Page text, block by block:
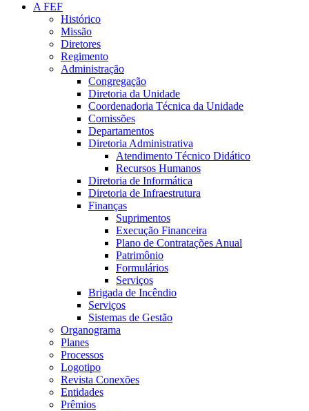
A FEF
Histórico
Missão
Diretores
Regimento
Administração
Congregação
Diretoria da Unidade
Coordenadoria Técnica da Unidade
Comissões
Departamentos
Diretoria Administrativa
Atendimento Técnico Didático
Recursos Humanos
Diretoria de Informática
Diretoria de Infraestrutura
Finanças
Suprimentos
Execução Financeira
Plano de Contratações Anual
Patrimônio
Formulários
Serviços
Brigada de Incêndio
Serviços
Sistemas de Gestão
Organograma
Planes
Processos
Logotipo
Revista Conexões
Entidades
Prêmios